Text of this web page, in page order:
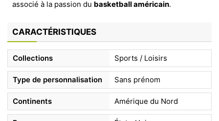
associé à la passion du basketball américain.
CARACTÉRISTIQUES
Collections Sports / Loisirs
Type de personnalisation Sans prénom
Continents Amérique du Nord